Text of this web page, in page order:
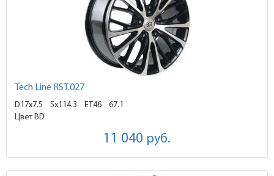
Tech Line RST.027
D17x7.5 5x114.3 ET46
67.1
Цвет BD
11 040 руб.